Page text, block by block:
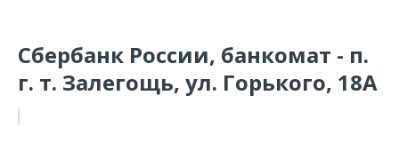
Сбербанк России, банкомат - п.
г. т. Залегощь, ул. Горького, 18А